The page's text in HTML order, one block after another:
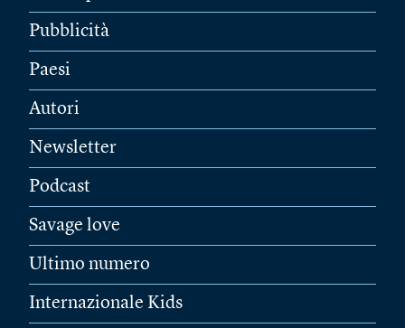
Pubblicità
Paesi
Autori
Newsletter
Podcast
Savage love
Ultimo numero
Internazionale Kids